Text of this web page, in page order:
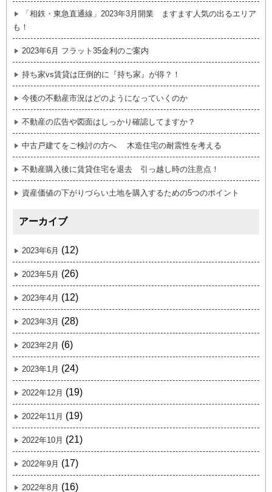
「相鉄・東急直通線」2023年3月開業 ますます人気の出るエリア
も！
2023年6月 フラット35金利のご案内
持ち家vs賃貸は圧倒的に『持ち家』が得？！
今後の不動産市況はどのようになっていくのか
不動産の広告や図面はしっかり確認してますか？
中古戸建てをご検討の方へ 木造住宅の耐震性を考える
不動産購入後に賃貸住宅を退去 引っ越し時の注意点！
資産価値の下がりづらい土地を購入するための5つのポイント
アーカイブ
2023年6月 (12)
2023年5月 (26)
2023年4月 (12)
2023年3月 (28)
2023年2月 (6)
2023年1月 (24)
2022年12月 (19)
2022年11月 (19)
2022年10月 (21)
2022年9月 (17)
2022年8月 (16)